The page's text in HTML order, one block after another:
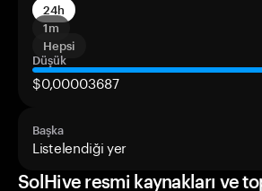
24h
1m
Hepsi
Düşük
$0,00003687
Başka
Listelendiği yer
SolHive resmi kaynakları ve